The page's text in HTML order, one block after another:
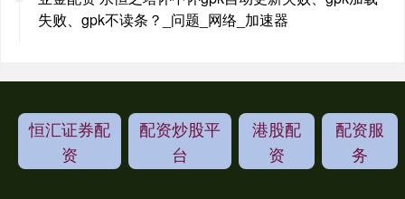
失败、gpk不读条？_问题_网络_加速器
恒汇证券配
资
配资炒股平
台
港股配
资
配资服
务